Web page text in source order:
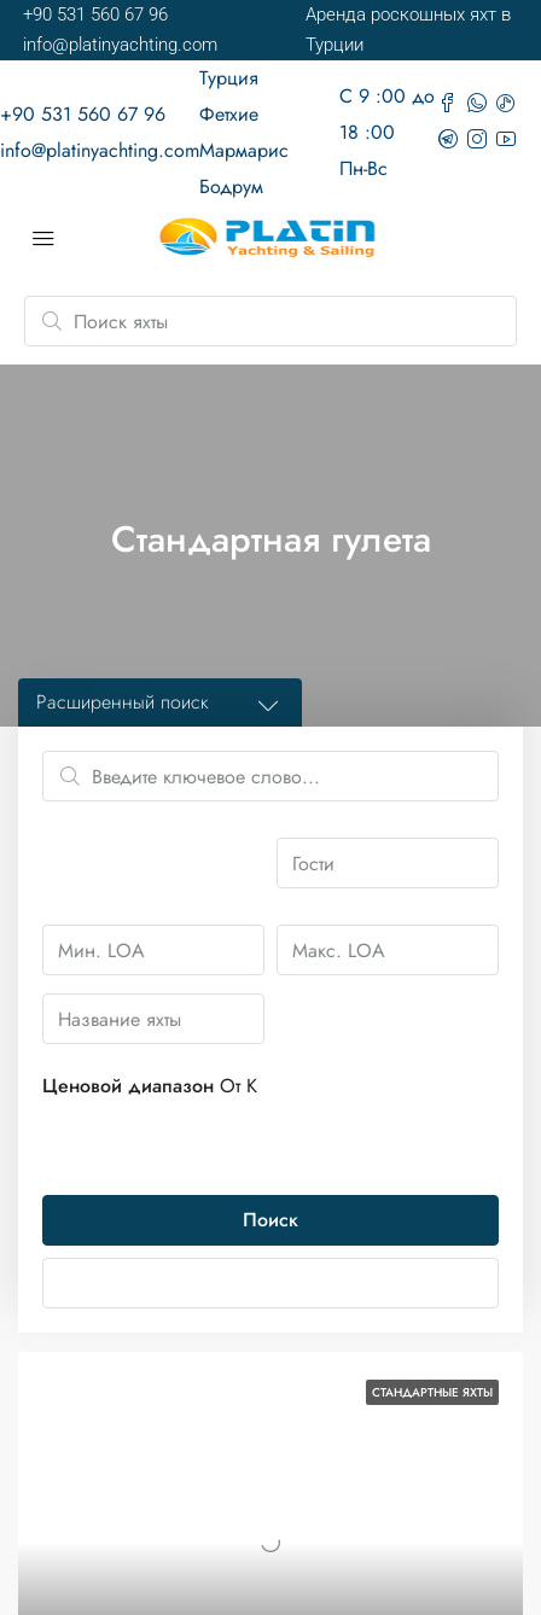
+90 531 560 67 96
info@platinyachting.com
Аренда роскошных яхт в
Турции
+90 531 560 67 96
info@platinyachting.com
Турция
Фетхие
Мармарис
Бодрум
С 9 :00 до
18 :00
Пн-Вс
Стандартная гулета
Расширенный поиск
Ценовой диапазон От К
Поиск
Стандартная гулета
СТАНДАРТНЫЕ ЯХТЫ